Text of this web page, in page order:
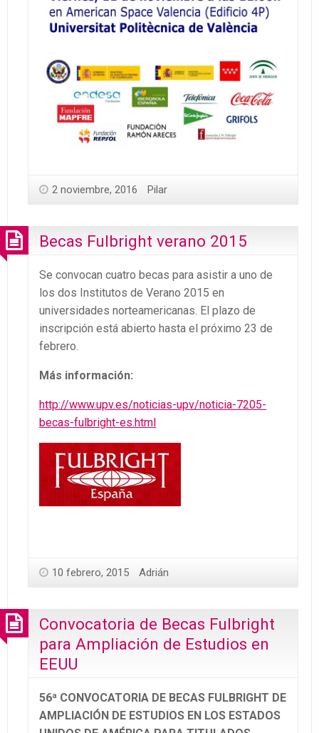
2 noviembre, 2016 Pilar
Becas Fulbright verano 2015
Se convocan cuatro becas para asistir a uno de
los dos Institutos de Verano 2015 en
universidades norteamericanas. El plazo de
inscripción está abierto hasta el próximo 23 de
febrero.
Más información:
http://www.upv.es/noticias-upv/noticia-7205-
becas-fulbright-es.html
10 febrero, 2015 Adrián
Convocatoria de Becas Fulbright
para Ampliación de Estudios en
EEUU
56ª CONVOCATORIA DE BECAS FULBRIGHT DE
AMPLIACIÓN DE ESTUDIOS EN LOS ESTADOS